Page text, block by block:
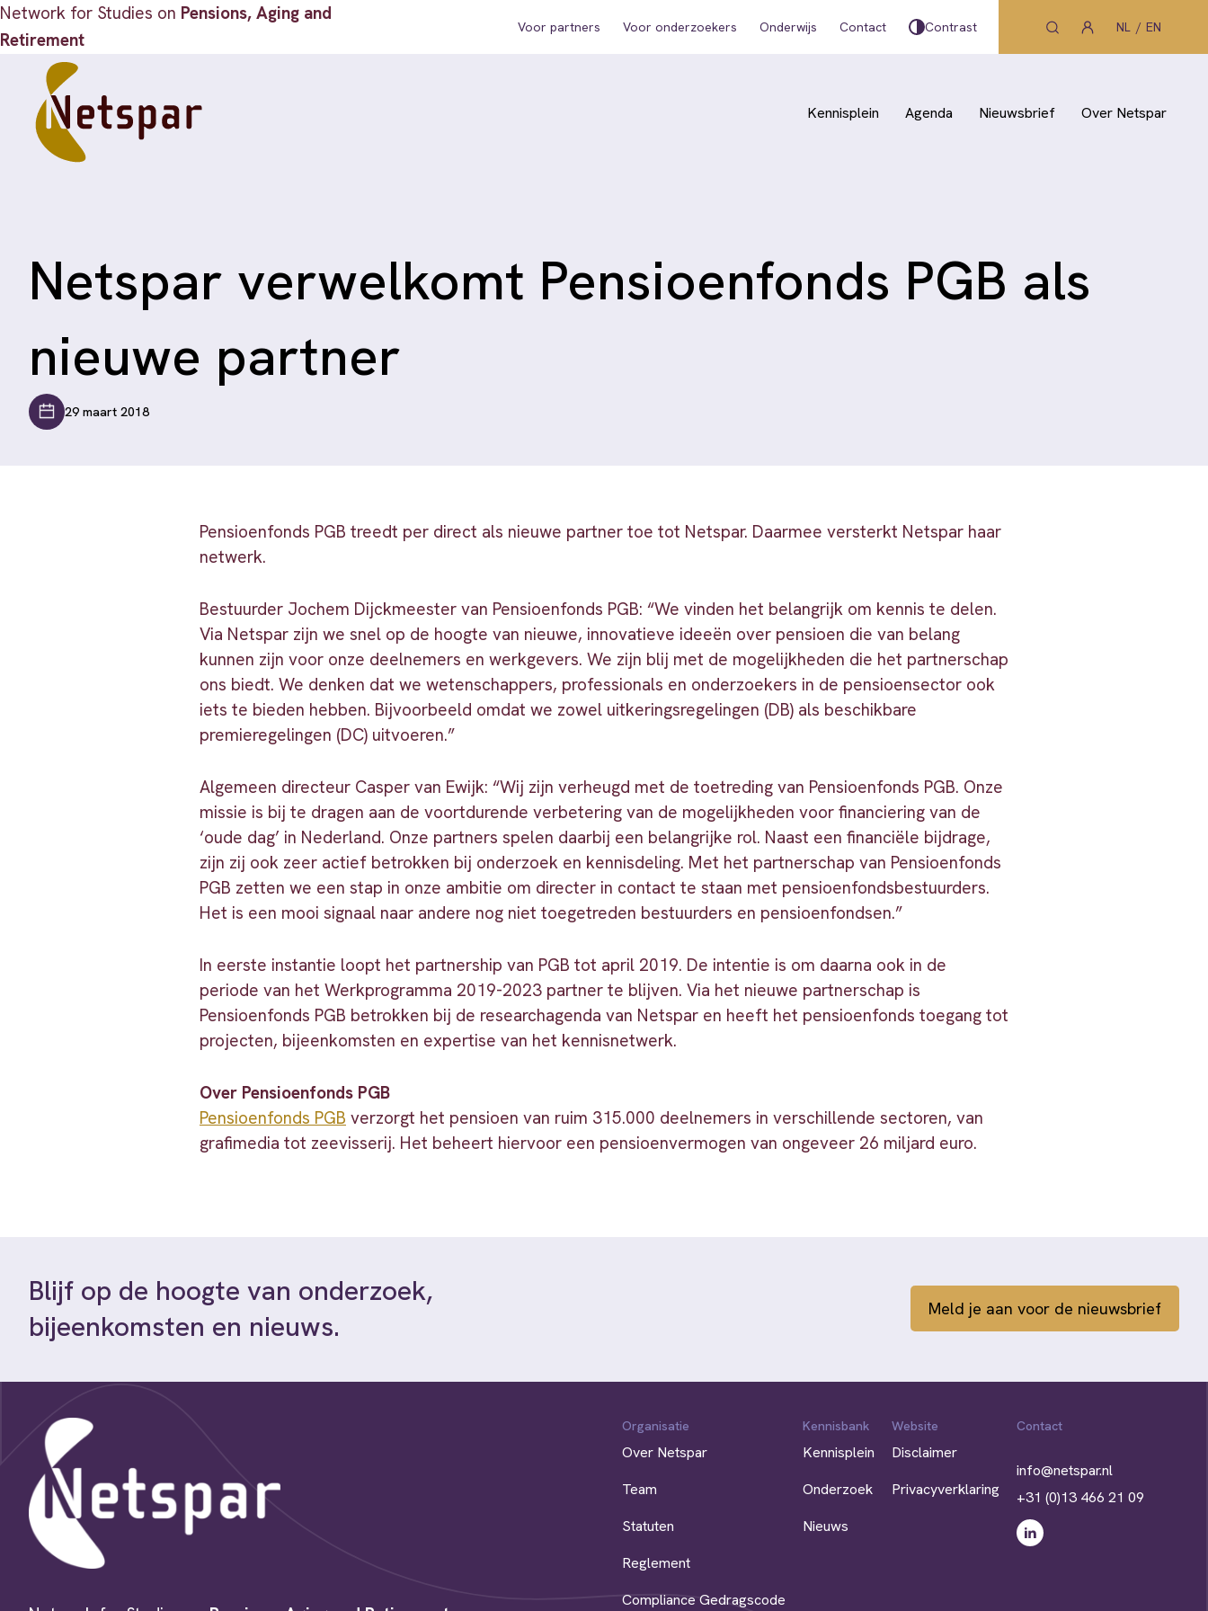
Network for Studies on Pensions, Aging and
Retirement
Voor partners Voor onderzoekers Onderwijs Contact Contrast NL EN
Kennisplein Agenda Nieuwsbrief Over Netspar
Netspar verwelkomt Pensioenfonds PGB als
nieuwe partner
29 maart 2018
Pensioenfonds PGB treedt per direct als nieuwe partner toe tot Netspar. Daarmee versterkt Netspar haar
netwerk.
Bestuurder Jochem Dijckmeester van Pensioenfonds PGB: “We vinden het belangrijk om kennis te delen.
Via Netspar zijn we snel op de hoogte van nieuwe, innovatieve ideeën over pensioen die van belang
kunnen zijn voor onze deelnemers en werkgevers. We zijn blij met de mogelijkheden die het partnerschap
ons biedt. We denken dat we wetenschappers, professionals en onderzoekers in de pensioensector ook
iets te bieden hebben. Bijvoorbeeld omdat we zowel uitkeringsregelingen (DB) als beschikbare
premieregelingen (DC) uitvoeren.”
Algemeen directeur Casper van Ewijk: “Wij zijn verheugd met de toetreding van Pensioenfonds PGB. Onze
missie is bij te dragen aan de voortdurende verbetering van de mogelijkheden voor financiering van de
‘oude dag’ in Nederland. Onze partners spelen daarbij een belangrijke rol. Naast een financiële bijdrage,
zijn zij ook zeer actief betrokken bij onderzoek en kennisdeling. Met het partnerschap van Pensioenfonds
PGB zetten we een stap in onze ambitie om directer in contact te staan met pensioenfondsbestuurders.
Het is een mooi signaal naar andere nog niet toegetreden bestuurders en pensioenfondsen.”
In eerste instantie loopt het partnership van PGB tot april 2019. De intentie is om daarna ook in de
periode van het Werkprogramma 2019-2023 partner te blijven. Via het nieuwe partnerschap is
Pensioenfonds PGB betrokken bij de researchagenda van Netspar en heeft het pensioenfonds toegang tot
projecten, bijeenkomsten en expertise van het kennisnetwerk.
Over Pensioenfonds PGB
Pensioenfonds PGB verzorgt het pensioen van ruim 315.000 deelnemers in verschillende sectoren, van
grafimedia tot zeevisserij. Het beheert hiervoor een pensioenvermogen van ongeveer 26 miljard euro.
Blijf op de hoogte van onderzoek,
bijeenkomsten en nieuws.
Meld je aan voor de nieuwsbrief
Organisatie
Over Netspar
Team
Statuten
Reglement
Compliance Gedragscode
Kennisbank
Kennisplein
Onderzoek
Nieuws
Website
Disclaimer
Privacyverklaring
Contact
info@netspar.nl
+31 (0)13 466 21 09